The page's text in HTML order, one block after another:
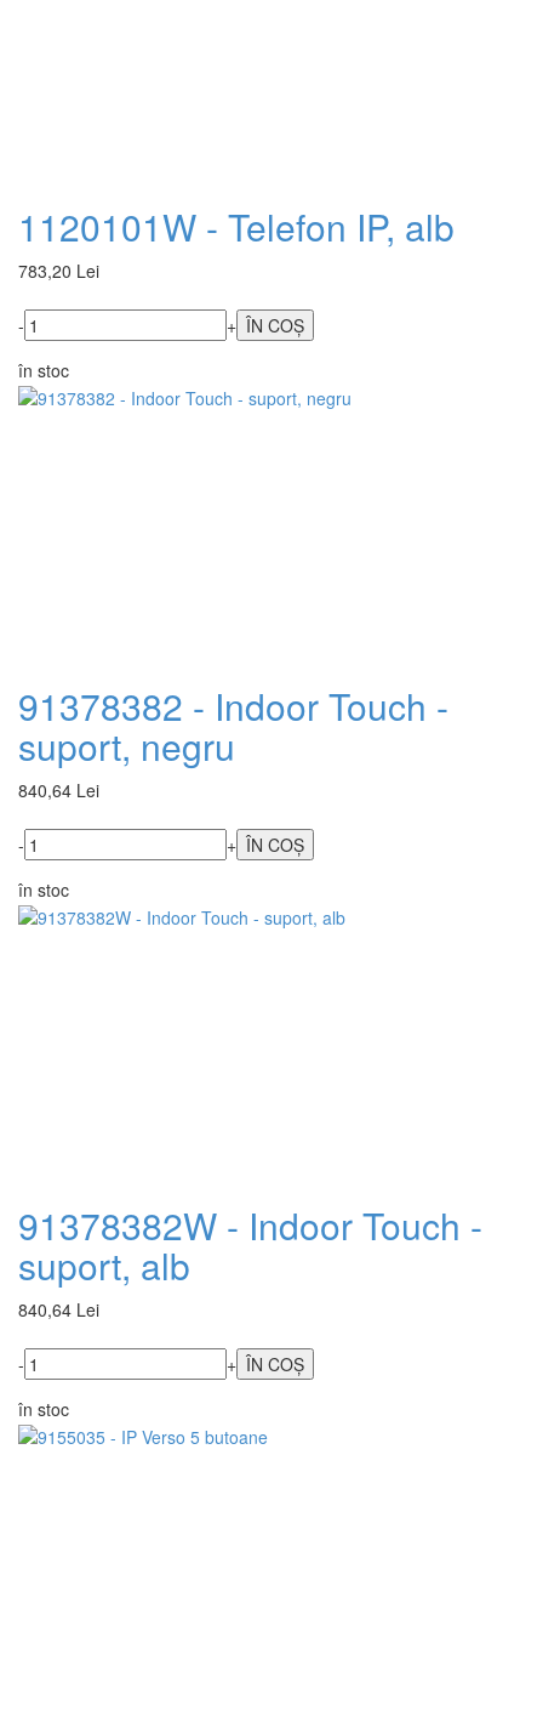
1120101W - Telefon IP, alb
783,20 Lei
-
+
în stoc
91378382 - Indoor Touch -
suport, negru
840,64 Lei
-
+
în stoc
91378382W - Indoor Touch -
suport, alb
840,64 Lei
-
+
în stoc